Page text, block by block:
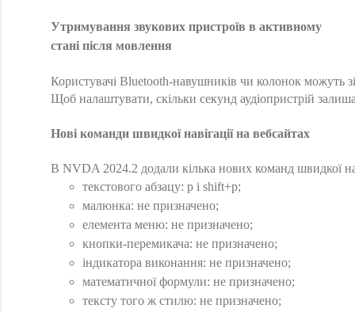
Утримування звукових пристроїв в активному
стані після мовлення
Користувачі Bluetooth-навушників чи колонок можуть
Щоб налаштувати, скільки секунд аудіопристрій
Нові команди швидкої навігації на вебсайтах
В NVDA 2024.2 додали кілька нових команд швидкої
текстового абзацу: p і shift+p;
малюнка: не призначено;
елемента меню: не призначено;
кнопки-перемикача: не призначено;
індикатора виконання: не призначено;
математичної формули: не призначено;
тексту того ж стилю: не призначено;